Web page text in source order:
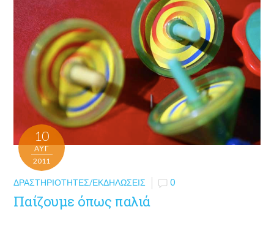
10
ΑΥΓ
2011
ΔΡΑΣΤΗΡΙΌΤΗΤΕΣ/ΕΚΔΗΛΏΣΕΙΣ 0
Παίζουμε όπως παλιά